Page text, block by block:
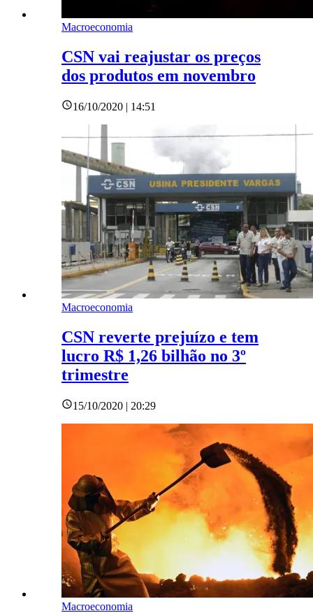
Macroeconomia
CSN vai reajustar os preços
dos produtos em novembro
16/10/2020 | 14:51
Macroeconomia
CSN reverte prejuízo e tem
lucro R$ 1,26 bilhão no 3º
trimestre
15/10/2020 | 20:29
Macroeconomia